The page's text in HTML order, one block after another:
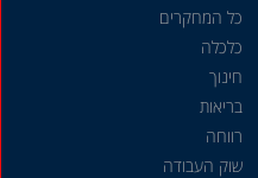
כל המחקרים
כלכלה
חינוך
בריאות
רווחה
שוק העבודה